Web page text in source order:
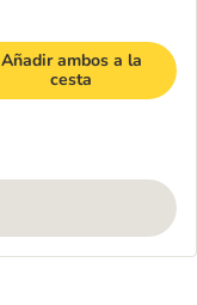
Añadir ambos a la
cesta